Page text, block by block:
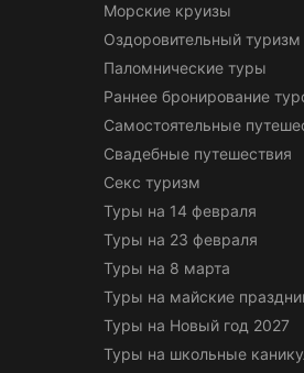
Морские круизы
Оздоровительный туризм
Паломнические туры
Раннее бронирование
Самостоятельные
Свадебные путешествия
Секс туризм
Туры на 14 февраля
Туры на 23 февраля
Туры на 8 марта
Туры на майские
Туры на Новый год 2027
Туры на школьные